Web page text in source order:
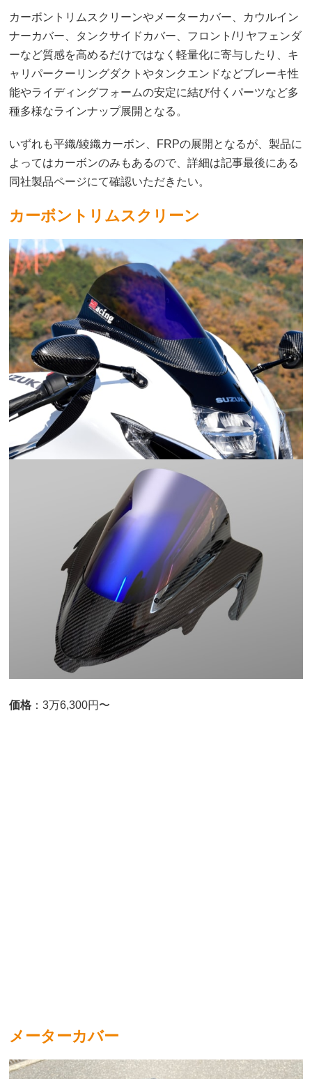
カーボントリムスクリーンやメーターカバー、カウルイン
ナーカバー、タンクサイドカバー、フロント/リヤフェンダ
ーなど質感を高めるだけではなく軽量化に寄与したり、キ
ャリパークーリングダクトやタンクエンドなどブレーキ性
能やライディングフォームの安定に結び付くパーツなど多
種多様なラインナップ展開となる。
いずれも平織/綾織カーボン、FRPの展開となるが、製品に
よってはカーボンのみもあるので、詳細は記事最後にある
同社製品ページにて確認いただきたい。
カーボントリムスクリーン
価格 ：3万6,300円〜
メーターカバー